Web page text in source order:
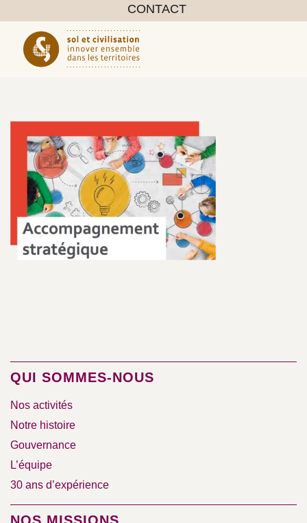
CONTACT
QUI SOMMES-NOUS
Nos activités
Notre histoire
Gouvernance
L’équipe
30 ans d’expérience